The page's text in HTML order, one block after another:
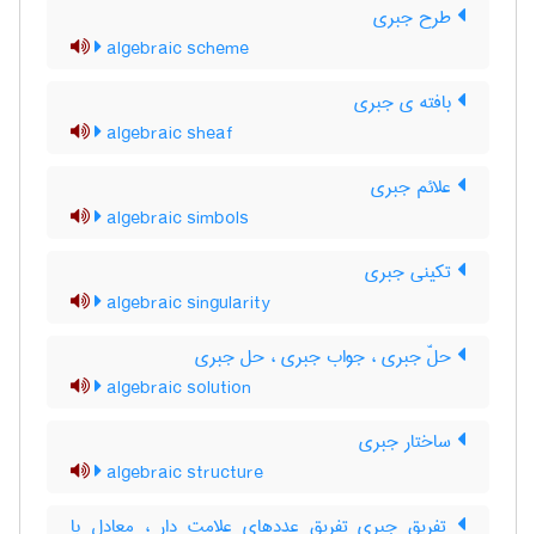
طرح جبری
algebraic scheme
بافته ی جبری
algebraic sheaf
علائم جبری
algebraic simbols
تکینی جبری
algebraic singularity
حلّ جبری ، جواب جبری ، حل جبری
algebraic solution
ساختار جبری
algebraic structure
تفریق جبری تفریق عددهای علامت دار ، معادل با